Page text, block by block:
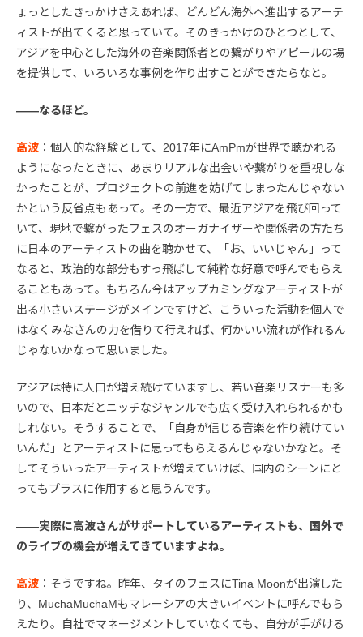
ょっとしたきっかけさえあれば、どんどん海外へ進出するアーテ
ィストが出てくると思っていて。そのきっかけのひとつとして、
アジアを中心とした海外の音楽関係者との繋がりやアピールの場
を提供して、いろいろな事例を作り出すことができたらなと。
――なるほど。
高波 ：個人的な経験として、2017年にAmPmが世界で聴かれる
ようになったときに、あまりリアルな出会いや繋がりを重視しな
かったことが、プロジェクトの前進を妨げてしまったんじゃない
かという反省点もあって。その一方で、最近アジアを飛び回って
いて、現地で繋がったフェスのオーガナイザーや関係者の方たち
に日本のアーティストの曲を聴かせて、「お、いいじゃん」って
なると、政治的な部分もすっ飛ばして純粋な好意で呼んでもらえ
ることもあって。もちろん今はアップカミングなアーティストが
出る小さいステージがメインですけど、こういった活動を個人で
はなくみなさんの力を借りて行えれば、何かいい流れが作れるん
じゃないかなって思いました。
アジアは特に人口が増え続けていますし、若い音楽リスナーも多
いので、日本だとニッチなジャンルでも広く受け入れられるかも
しれない。そうすることで、「自身が信じる音楽を作り続けてい
いんだ」とアーティストに思ってもらえるんじゃないかなと。そ
してそういったアーティストが増えていけば、国内のシーンにと
ってもプラスに作用すると思うんです。
――実際に高波さんがサポートしているアーティストも、国外で
のライブの機会が増えてきていますよね。
高波 ：そうですね。昨年、タイのフェスにTina Moonが出演した
り、MuchaMuchaMもマレーシアの大きいイベントに呼んでもら
えたり。自社でマネージメントしていなくても、自分が手がける